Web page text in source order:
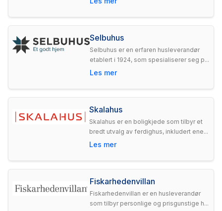
Selbuhus
Selbuhus er en erfaren husleverandør
etablert i 1924, som spesialiserer seg p...
Les mer
Skalahus
Skalahus er en boligkjede som tilbyr et
bredt utvalg av ferdighus, inkludert ene...
Les mer
Fiskarhedenvillan
Fiskarhedenvillan er en husleverandør
som tilbyr personlige og prisgunstige h...